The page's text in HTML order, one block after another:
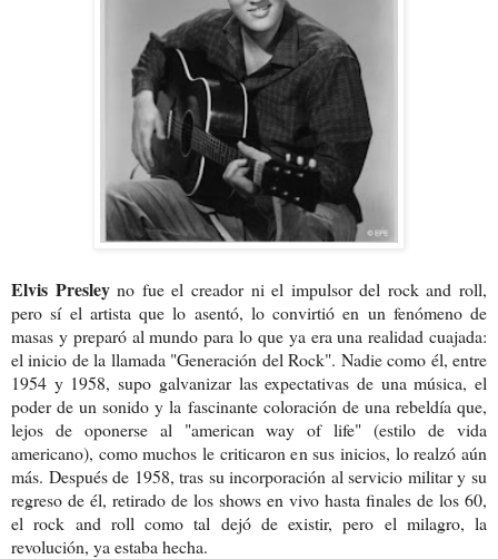
Elvis Presleyno fue el creador ni el impulsor del rock and roll,
pero sí el artista que lo asentó, lo convirtió en un fenómeno de
masas y preparó al mundo para lo que ya era una realidad cuajada:
el inicio de la llamada "Generación del Rock". Nadie como él, entre
1954 y 1958, supo galvanizar las expectativas de una música, el
poder de un sonido y la fascinante coloración de una rebeldía que,
lejos de oponerse al "american way of life" (estilo de vida
americano), como muchos le criticaron en sus inicios, lo realzó aún
más. Después de 1958, tras su incorporación al servicio militar y su
regreso de él, retirado de los shows en vivo hasta finales de los 60,
el rock and roll como tal dejó de existir, pero el milagro, la
revolución, ya estaba hecha.